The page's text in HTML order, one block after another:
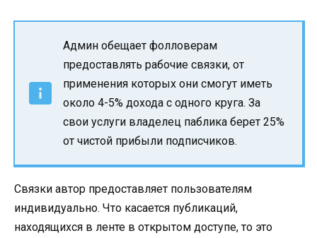
Админ обещает фолловерам
предоставлять рабочие связки, от
применения которых они смогут иметь
около 4-5% дохода с одного круга. За
свои услуги владелец паблика берет 25%
от чистой прибыли подписчиков.
Связки автор предоставляет пользователям
индивидуально. Что касается публикаций,
находящихся в ленте в открытом доступе, то это